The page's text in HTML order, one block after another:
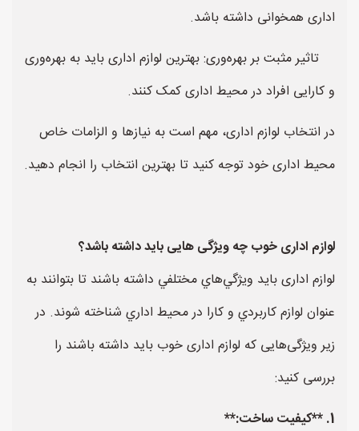
اداری همخوانی داشته باشد.
تاثیر مثبت بر بهره‌وری: بهترین لوازم اداری باید به بهره‌وری
و کارایی افراد در محیط اداری کمک کنند.
در انتخاب لوازم اداری، مهم است به نیازها و الزامات خاص
محیط اداری خود توجه کنید تا بهترین انتخاب را انجام دهید.
لوازم اداری خوب چه ویژگی هایی باید داشته باشد؟
لوازم اداری بايد ويژگي‌هاي مختلفي داشته باشند تا بتوانند به
عنوان لوازم كاربردي و كارا در محيط اداري شناخته شوند. در
زیر ویژگی‌هایی که لوازم اداری خوب باید داشته باشند را
بررسی کنید:
1. **کیفیت ساخت:**